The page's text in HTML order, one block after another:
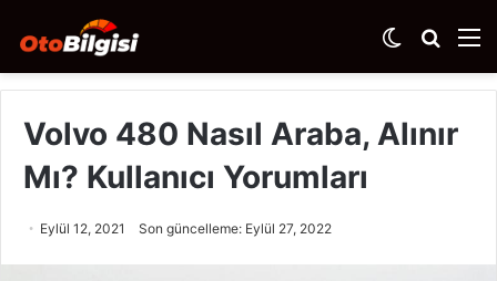
Arama
yap
Dış
görünümü
Volvo 480 Nasıl Araba, Alınır
Mı? Kullanıcı Yorumları
Eylül 12, 2021 Son güncelleme: Eylül 27, 2022